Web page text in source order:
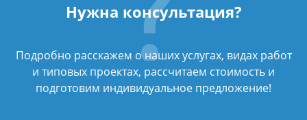
Нужна консультация?
Подробно расскажем о наших услугах, видах работ
и типовых проектах, рассчитаем стоимость и
подготовим индивидуальное предложение!